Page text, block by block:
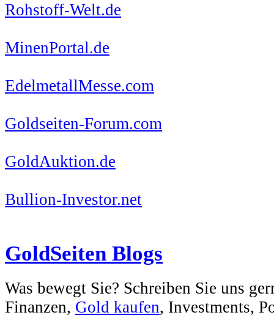
Rohstoff-Welt.de
MinenPortal.de
EdelmetallMesse.com
Goldseiten-Forum.com
GoldAuktion.de
Bullion-Investor.net
GoldSeiten Blogs
Was bewegt Sie? Schreiben Sie uns
Finanzen, Gold kaufen, Investments,